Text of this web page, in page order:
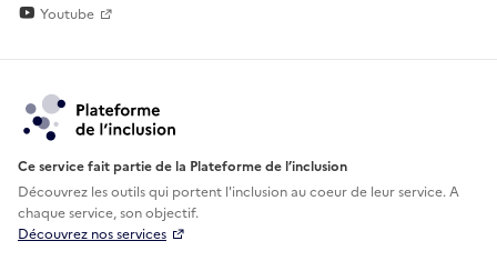
Youtube
Ce service fait partie de la Plateforme de l’inclusion
Découvrez les outils qui portent l'inclusion aucoeur de leur service. A
chaque service, son objectif.
Découvrez nos services